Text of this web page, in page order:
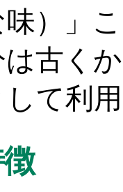
）」
古く
して利